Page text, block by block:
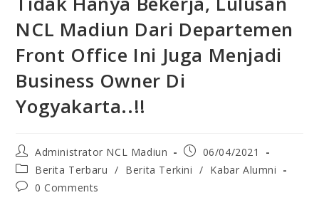
NCL Madiun Dari Departemen
Front Office Ini Juga Menjadi
Business Owner Di
Yogyakarta..!!
Administrator NCL Madiun
06/04/2021
Berita Terbaru / Berita Terkini / Kabar Alumni
0 Comments